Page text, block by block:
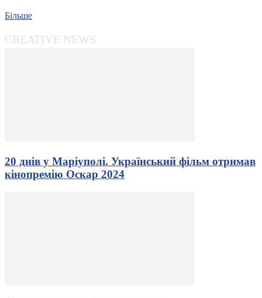
Більше
CREATIVE NEWS
20 днів у Маріуполі. Український фільм отримав
кінопремію Оскар 2024